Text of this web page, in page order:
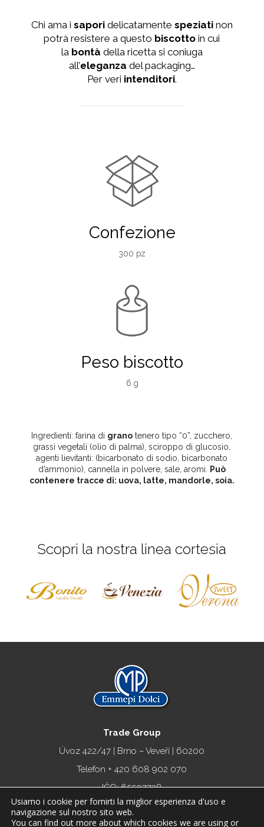
Chi ama i saporidelicatamente speziatinon
potrà resistere a questo biscotto in cui
la bontà della ricetta si coniuga
all’eleganza del packaging…
Per veri intenditori.
Confezione
300 pz
Peso biscotto
6 g
Ingredienti: farina di grano tenero tipo “0”, zucchero,
grassi vegetali (olio di palma), sciroppo di glucosio,
agenti lievitanti: (bicarbonato di sodio, bicarbonato
d’ammonio), cannella in polvere, sale, aromi.
Può
contenere tracce di: uova, latte, mandorle, soia.
Scopri la nostra linea cortesia
Trade Group
Úvoz 422/47 | Brno – Veveří | 60200
Telefon + 420 608 902 070
IČO: 65507738
info@oplatkykekave.cz
Usiamo i cookie per fornirti la miglior esperienza d'uso e
navigazione sul nostro sito web.
You can find out more about which cookies we are using or